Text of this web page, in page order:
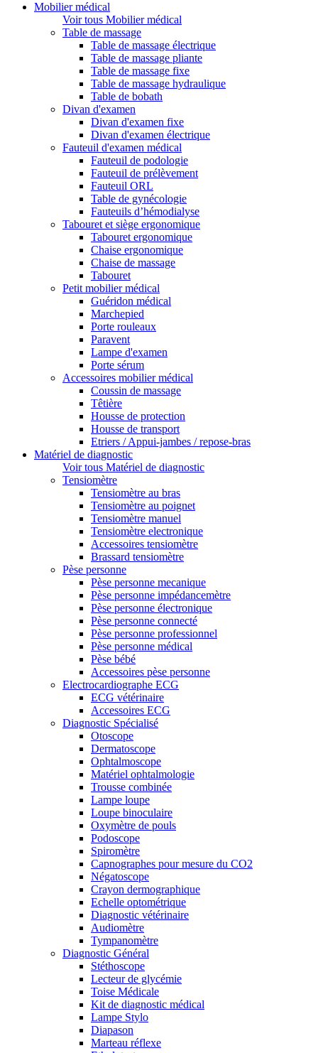
Mobilier médical
Voir tous Mobilier médical
Table de massage
Table de massage électrique
Table de massage pliante
Table de massage fixe
Table de massage hydraulique
Table de bobath
Divan d'examen
Divan d'examen fixe
Divan d'examen électrique
Fauteuil d'examen médical
Fauteuil de podologie
Fauteuil de prélèvement
Fauteuil ORL
Table de gynécologie
Fauteuils d’hémodialyse
Tabouret et siège ergonomique
Tabouret ergonomique
Chaise ergonomique
Chaise de massage
Tabouret
Petit mobilier médical
Guéridon médical
Marchepied
Porte rouleaux
Paravent
Lampe d'examen
Porte sérum
Accessoires mobilier médical
Coussin de massage
Têtière
Housse de protection
Housse de transport
Etriers / Appui-jambes / repose-bras
Matériel de diagnostic
Voir tous Matériel de diagnostic
Tensiomètre
Tensiomètre au bras
Tensiomètre au poignet
Tensiomètre manuel
Tensiomètre electronique
Accessoires tensiomètre
Brassard tensiomètre
Pèse personne
Pèse personne mecanique
Pèse personne impédancemètre
Pèse personne électronique
Pèse personne connecté
Pèse personne professionnel
Pèse personne médical
Pèse bébé
Accessoires pèse personne
Electrocardiographe ECG
ECG vétérinaire
Accessoires ECG
Diagnostic Spécialisé
Otoscope
Dermatoscope
Ophtalmoscope
Matériel ophtalmologie
Trousse combinée
Lampe loupe
Loupe binoculaire
Oxymètre de pouls
Podoscope
Spiromètre
Capnographes pour mesure du CO2
Négatoscope
Crayon dermographique
Echelle optométrique
Diagnostic vétérinaire
Audiomètre
Tympanomètre
Diagnostic Général
Stéthoscope
Lecteur de glycémie
Toise Médicale
Kit de diagnostic médical
Lampe Stylo
Diapason
Marteau réflexe